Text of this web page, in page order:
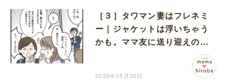
［３］タワマン妻はフレネミ
ー｜ジャケットは浮いちゃう
かも。ママ友に送り迎えの服
2026年05月30日